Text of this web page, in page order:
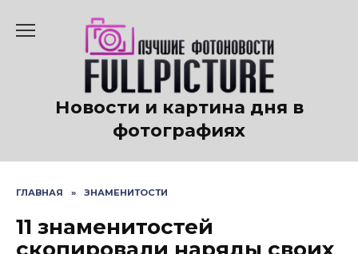
содержанию
Новости и картина дня в
фотографиях
ГЛАВНАЯ » ЗНАМЕНИТОСТИ
11 знаменитостей